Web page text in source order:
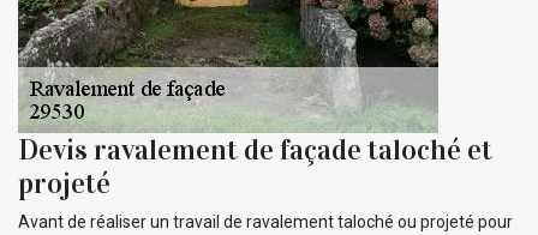
Devis ravalement de façade taloché et
projeté
Avant de réaliser un travail de ravalement taloché ou projeté pour